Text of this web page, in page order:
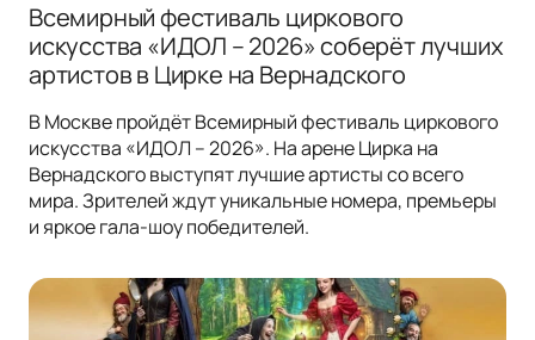
Всемирный фестиваль циркового
искусства «ИДОЛ – 2026» соберёт лучших
артистов в Цирке на Вернадского
В Москве пройдёт Всемирный фестиваль циркового
искусства «ИДОЛ – 2026». На арене Цирка на
Вернадского выступят лучшие артисты со всего
мира. Зрителей ждут уникальные номера, премьеры
и яркое гала-шоу победителей.